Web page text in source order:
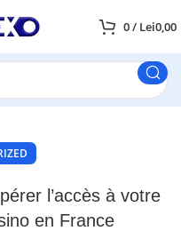
0/ Lei0,00
l’accès à votre
en France